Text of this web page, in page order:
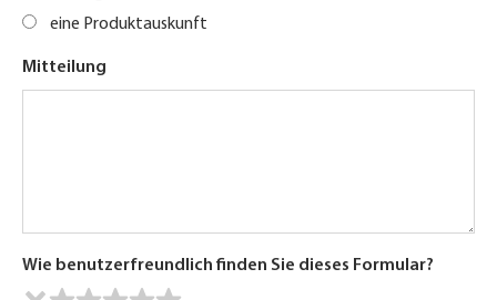
eine Produktauskunft
Mitteilung
Wie benutzerfreundlich finden Sie dieses Formular?